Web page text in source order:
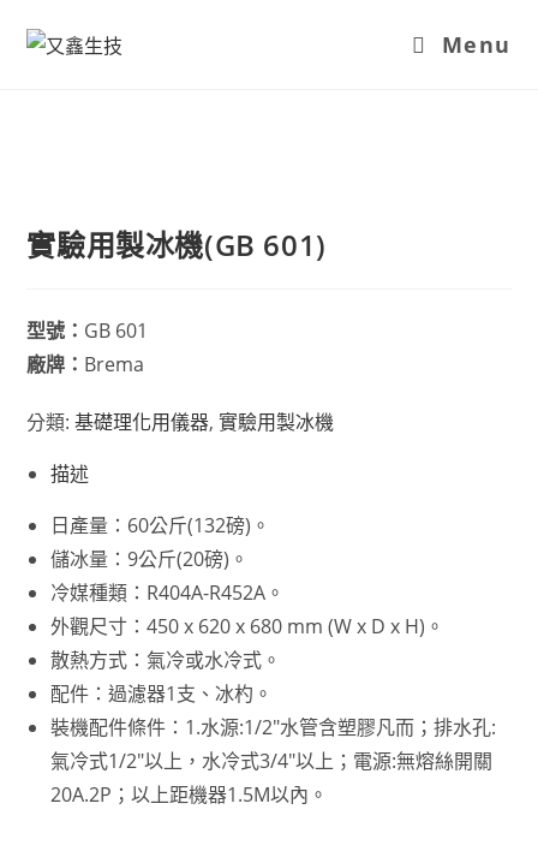
Menu
實驗用製冰機(GB 601)
型號： GB 601
廠牌： Brema
分類:基礎理化用儀器,實驗用製冰機
描述
日產量：60公斤(132磅)。
儲冰量：9公斤(20磅)。
冷媒種類：R404A-R452A。
外觀尺寸：450 x 620 x 680 mm (W x D x H)。
散熱方式：氣冷或水冷式。
配件：過濾器1支、冰杓。
裝機配件條件：1.水源:1/2″水管含塑膠凡而；排水孔:
氣冷式1/2″以上，水冷式3/4″以上；電源:無熔絲開關
20A.2P；以上距機器1.5M以內。